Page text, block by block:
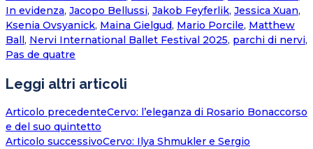
In evidenza, Jacopo Bellussi, Jakob Feyferlik, Jessica Xuan,
Ksenia Ovsyanick, Maina Gielgud, Mario Porcile, Matthew
Ball, Nervi International Ballet Festival 2025, parchi di nervi,
Pas de quatre
Leggi altri articoli
Articolo precedenteCervo: l’eleganza di Rosario Bonaccorso
e del suo quintetto
Articolo successivoCervo: Ilya Shmukler e Sergio